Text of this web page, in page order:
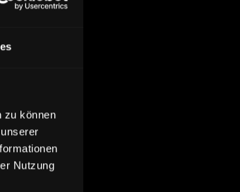
zu können
Nutzung